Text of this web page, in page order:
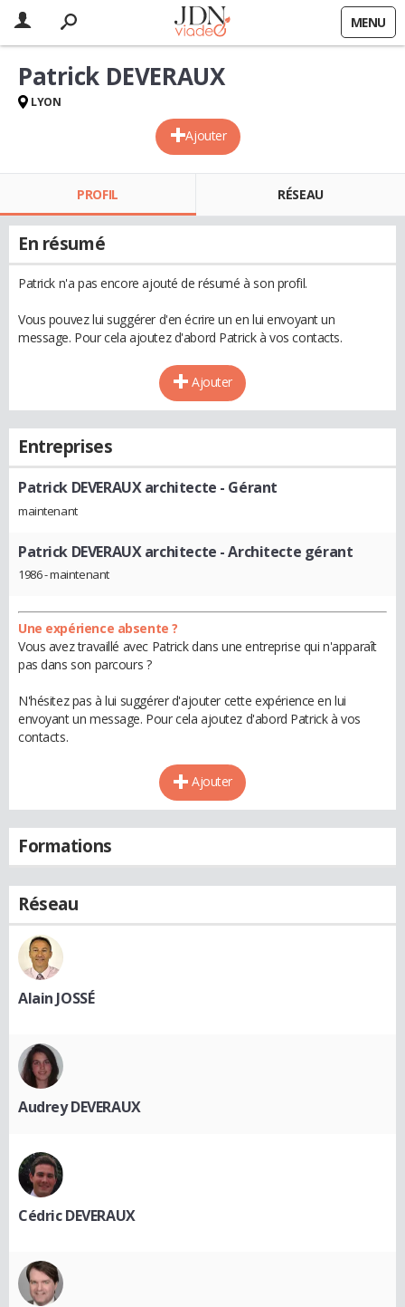
MENU
Ajouter
Patrick DEVERAUX
LYON
PROFIL RÉSEAU
En résumé
Patrick n'a pas encore ajouté de résumé à son profil.
Vous pouvez lui suggérer d'en écrire un en lui envoyant un
message. Pour cela ajoutez d'abord Patrick à vos contacts.
Ajouter
Entreprises
Patrick DEVERAUX architecte - Gérant
maintenant
Patrick DEVERAUX architecte - Architecte gérant
1986 - maintenant
Une expérience absente ?
Vous avez travaillé avec Patrick dans une entreprise qui n'apparaît
pas dans son parcours ?
N'hésitez pas à lui suggérer d'ajouter cette expérience en lui
envoyant un message. Pour cela ajoutez d'abord Patrick à vos
contacts.
Ajouter
Formations
Réseau
Alain JOSSÉ
Audrey DEVERAUX
Cédric DEVERAUX